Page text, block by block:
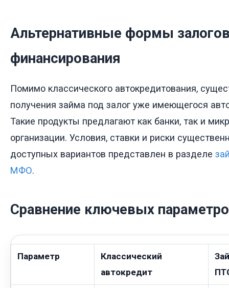
Альтернативные формы
финансирования
Помимо классического автокредитования,
получения займа под залог уже имеющегося
Такие продукты предлагают как банки, так и
организации. Условия, ставки и риски
доступных вариантов представлен в разделе
МФО.
Сравнение ключевых
Параметр
Классический
автокредит